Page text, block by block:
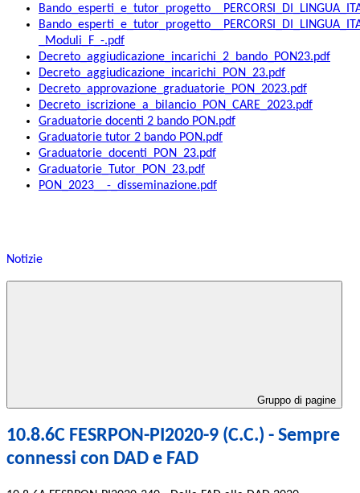
_Moduli_F_-.pdf
Decreto_aggiudicazione_incarichi_2_bando_PON23.pdf
Decreto_aggiudicazione_incarichi_PON_23.pdf
Decreto_approvazione_graduatorie_PON_2023.pdf
Decreto_iscrizione_a_bilancio_PON_CARE_2023.pdf
Graduatorie docenti 2 bando PON.pdf
Graduatorie tutor 2 bando PON.pdf
Graduatorie_docenti_PON_23.pdf
Graduatorie_Tutor_PON_23.pdf
PON_2023__-_disseminazione.pdf
Notizie
Gruppo di pagine
10.8.6C FESRPON-PI2020-9 (C.C.) - Sempre
connessi con DAD e FAD